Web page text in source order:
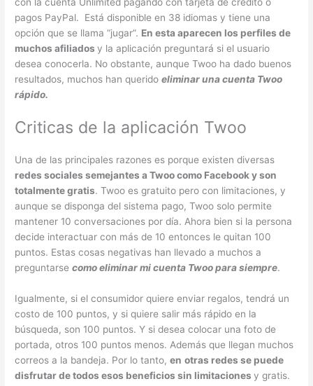
pagos PayPal. Está disponible en 38 idiomas y tiene una
opción que se llama “jugar”. En esta aparecen los perfiles de
muchos afiliadosy la aplicación preguntará si el usuario
desea conocerla. No obstante, aunque Twoo ha dado buenos
resultados, muchos han queridoeliminar una cuenta Twoo
rápido.
Criticas de la aplicación Twoo
Una de las principales razones es porque existen diversas
redes sociales semejantes a Twoo como Facebook y son
totalmente gratis. Twoo es gratuito pero con limitaciones, y
aunque se disponga del sistema pago, Twoo solo permite
mantener 10 conversaciones por día. Ahora bien si la persona
decide interactuar con más de 10 entonces le quitan 100
puntos. Estas cosas negativas han llevado a muchos a
preguntarsecomo eliminar mi cuenta Twoo para siempre.
Igualmente, si el consumidor quiere enviar regalos, tendrá un
costo de 100 puntos, y si quiere salir más rápido en la
búsqueda, son 100 puntos. Y si desea colocar una foto de
portada, otros 100 puntos menos. Además que llegan muchos
correos a la bandeja. Por lo tanto,en otras redes se puede
disfrutar de todos esos beneficios sin limitacionesy gratis.